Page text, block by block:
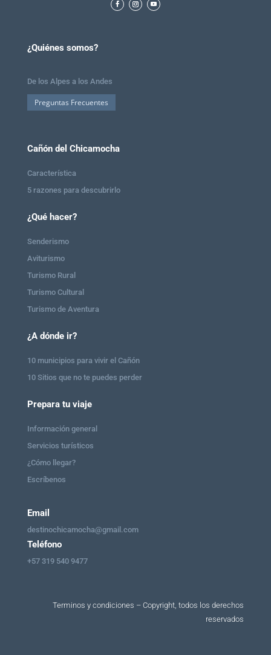
¿Quiénes somos?
De los Alpes a los Andes
Preguntas Frecuentes
Cañón del Chicamocha
Característica
5 razones para descubrirlo
¿Qué hacer?
Senderismo
Aviturismo
Turismo Rural
Turismo Cultural
Turismo de Aventura
¿A dónde ir?
10 municipios para vivir el Cañón
10 Sitios que no te puedes perder
Prepara tu viaje
Información general
Servicios turísticos
¿Cómo llegar?
Escríbenos
Email
destinochicamocha@gmail.com
Teléfono
+57 319 540 9477
Terminos y condiciones – Copyright, todos los derechos
reservados